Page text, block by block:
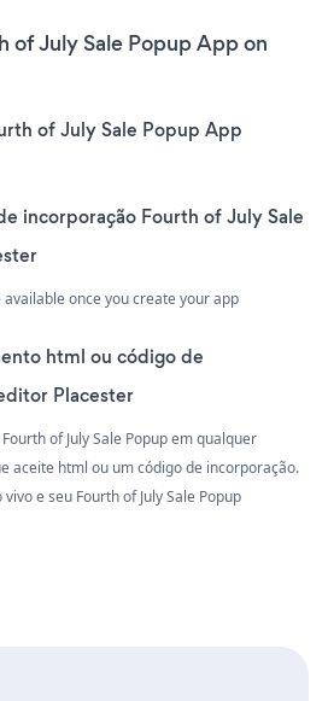
of July Sale Popup App on
of July Sale Popup App
incorporação Fourth of July Sale
available once you create your app
html ou código de
Placester
of July Sale Popup em qualquer
aceite html ou um código de incorporação.
e seu Fourth of July Sale Popup